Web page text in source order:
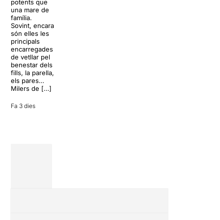
potents que
una mare de
família.
Sovint, encara
són elles les
principals
encarregades
de vetllar pel
benestar dels
fills, la parella,
els pares…
Milers de […]
Fa 3 dies